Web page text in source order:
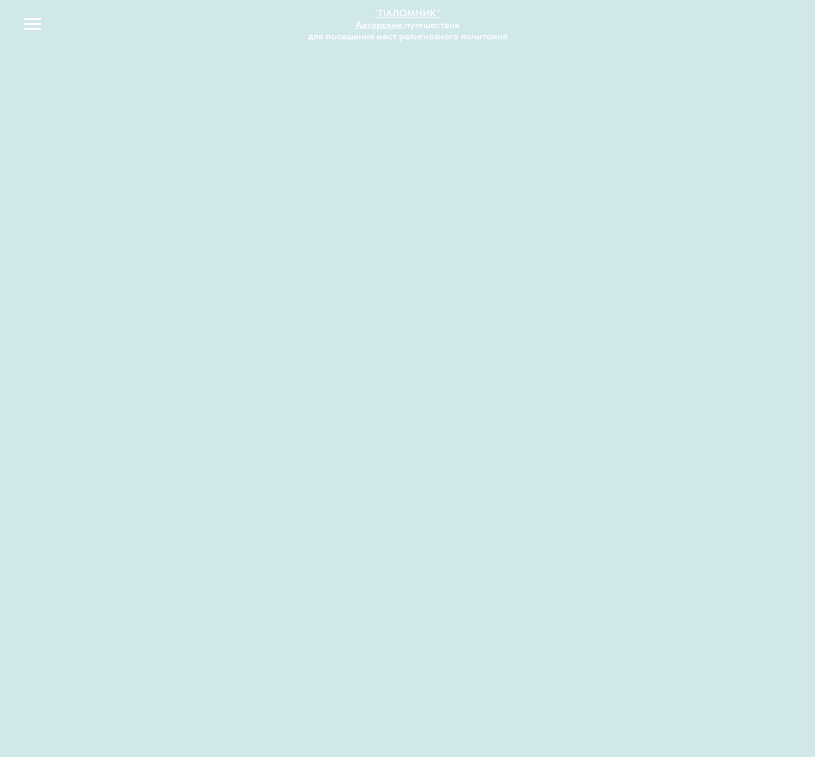
"ПАЛОМНИК"
Авторские путешествия
для посещения мест религиозного почитания